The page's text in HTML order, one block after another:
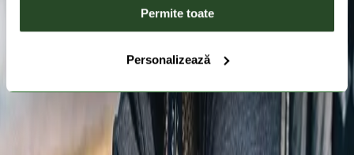
Permite toate
Personalizează